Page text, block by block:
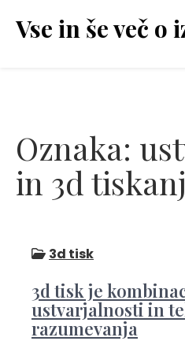
Vse in še več o
Oznaka:
in 3d
3d tisk
3d tisk je
ustvarjalnosti in
razumevanja